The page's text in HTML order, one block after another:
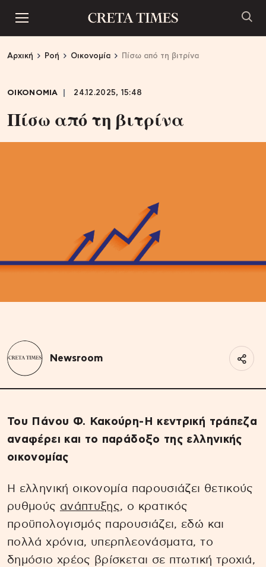
Αρχική Ροή Οικονομία Πίσω από τη βιτρίνα
ΟΙΚΟΝΟΜΙΑ 24.12.2025, 15:48
Πίσω από τη βιτρίνα
Newsroom
Του Πάνου Φ. Κακούρη-Η κεντρική τράπεζα
αναφέρει και το παράδοξο της ελληνικής
οικονομίας
Η ελληνική οικονομία παρουσιάζει θετικούς
ρυθμούς ανάπτυξης, ο κρατικός
προϋπολογισμός παρουσιάζει, εδώ και
πολλά χρόνια, υπερπλεονάσματα, το
δημόσιο χρέος βρίσκεται σε πτωτική τροχιά,